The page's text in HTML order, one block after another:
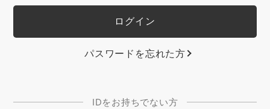
パスワードを忘れた方
IDをお持ちでない方